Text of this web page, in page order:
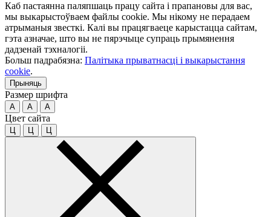
Каб пастаянна паляпшаць працу сайта і прапановы для вас,
мы выкарыстоўваем файлы cookie. Мы нікому не перадаем
атрыманыя звесткі. Калі вы працягваеце карыстацца сайтам,
гэта азначае, што вы не пярэчыце супраць прымянення
дадзенай тэхналогіі.
Больш падрабязна: Палітыка прыватнасці і выкарыстання
cookie.
Прыняць
Размер шрифта
A A A
Цвет сайта
Ц Ц Ц